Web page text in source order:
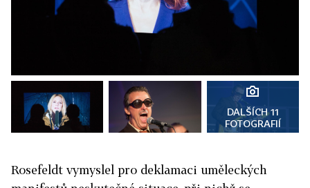
DALŠÍCH 11
FOTOGRAFIÍ
Rosefeldt vymyslel pro deklamaci uměleckých